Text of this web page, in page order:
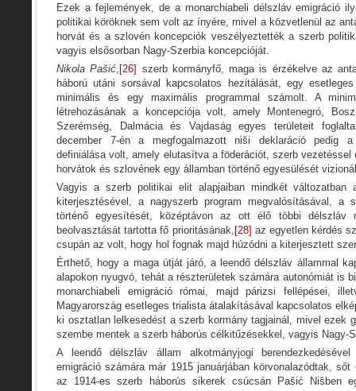
Ezek a fejlemények, de a monarchiabeli délszláv emigráció
politikai köröknek sem volt az ínyére, mivel a közvetlenül az
horvát és a szlovén koncepciók veszélyeztették a szerb
vagyis elsősorban Nagy-Szerbia koncepcióját.
Nikola Pašić, [26] szerb kormányfő, maga is érzékelve az
háború utáni sorsával kapcsolatos hezitálását, egy
minimális és egy maximális programmal számolt. A
létrehozásának a koncepciója volt, amely Montenegró,
Szerémség, Dalmácia és Vajdaság egyes területeit
december 7-én a megfogalmazott niši deklaráció pedig
definiálása volt, amely elutasítva a föderációt, szerb vezetéssel
horvátok és szlovének egy államban történő egyesülését
Vagyis a szerb politikai elit alapjaiban mindkét változatban
kiterjesztésével, a nagyszerb program megvalósításával, a
történő egyesítését, középtávon az ott élő többi délszláv
beolvasztását tartotta fő prioritásának, [28] az egyetlen kérdés
csupán az volt, hogy hol fognak majd húzódni a kiterjesztett
Érthető, hogy a maga útját járó, a leendő délszláv állammal
alapokon nyugvó, tehát a részterületek számára autonómiát is
monarchiabeli emigráció római, majd párizsi fellépései,
Magyarország esetleges trialista átalakításával kapcsolatos
ki osztatlan lelkesedést a szerb kormány tagjainál, mivel ezek
szembe mentek a szerb háborús célkitűzésekkel, vagyis Nagy-
A leendő délszláv állam alkotmányjogi
emigráció számára már 1915 januárjában körvonalazódtak,
az 1914-es szerb háborús sikerek csúcsán Pašić Nišben